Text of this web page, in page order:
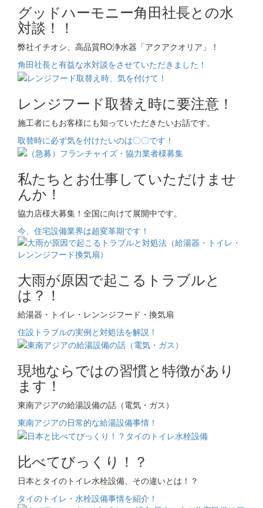
グッドハーモニー角田社長との水
対談！！
弊社イチオシ、高品質RO浄水器「アクアクオリア」！
角田社長と有益な水対談をさせていただきました！
レンジフード取替え時に要注意！
施工者にもお客様にも知っていただきたいお話です。
取替時に必ず気を付けたいのは〇〇です！
私たちとお仕事していただけませ
んか！
協力店様大募集！全国に向けて展開中です。
今、住宅設備業界は超変革期です！
大雨が原因で起こるトラブルと
は？！
給湯器・トイレ・レンンジフード・換気扇
住設トラブルの実例と対処法を解説！
現地ならではの習慣と特徴があり
ます！
東南アジアの給湯設備の話（電気・ガス）
東南アジアの日常的な給湯設備事情！
比べてびっくり！？
日本とタイのトイレ水栓設備、その違いとは！？
タイのトイレ・水栓設備事情を紹介！